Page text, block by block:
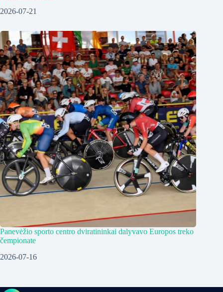
2026-07-21
Panevėžio sporto centro dviratininkai dalyvavo Europos treko
čempionate
2026-07-16